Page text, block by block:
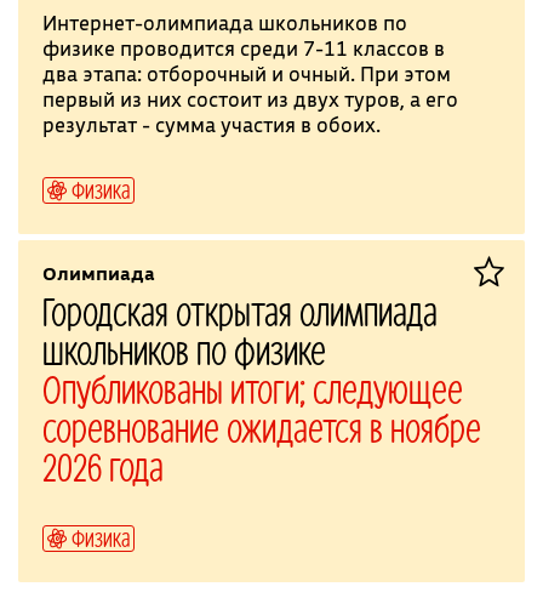
Интернет-олимпиада школьников по
физике проводится среди 7-11 классов в
два этапа: отборочный и очный. При этом
первый из них состоит из двух туров, а его
результат - сумма участия в обоих.
Физика
Олимпиада
Городская открытая олимпиада
школьников по физике
Опубликованы итоги; следующее
соревнование ожидается в ноябре
2026 года
Физика